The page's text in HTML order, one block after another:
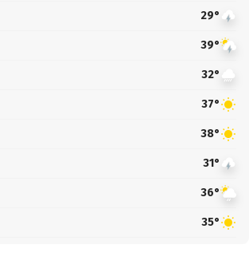
29°
39°
32°
37°
38°
31°
36°
35°